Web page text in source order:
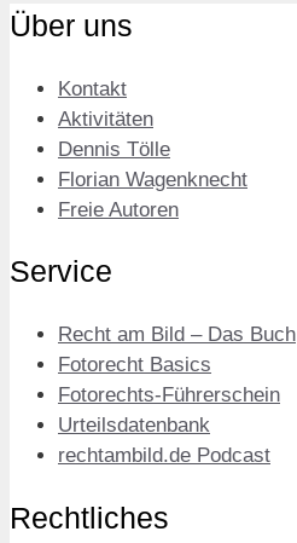
Über uns
Kontakt
Aktivitäten
Dennis Tölle
Florian Wagenknecht
Freie Autoren
Service
Recht am Bild – Das Buch
Fotorecht Basics
Fotorechts-Führerschein
Urteilsdatenbank
rechtambild.de Podcast
Rechtliches